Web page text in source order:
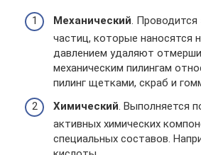
Механический .
частиц, которые наносятся
давлением удаляют
механическим пилингам
пилинг щетками, скраб и
Химический. Выполняется
активных химических
специальных составов.